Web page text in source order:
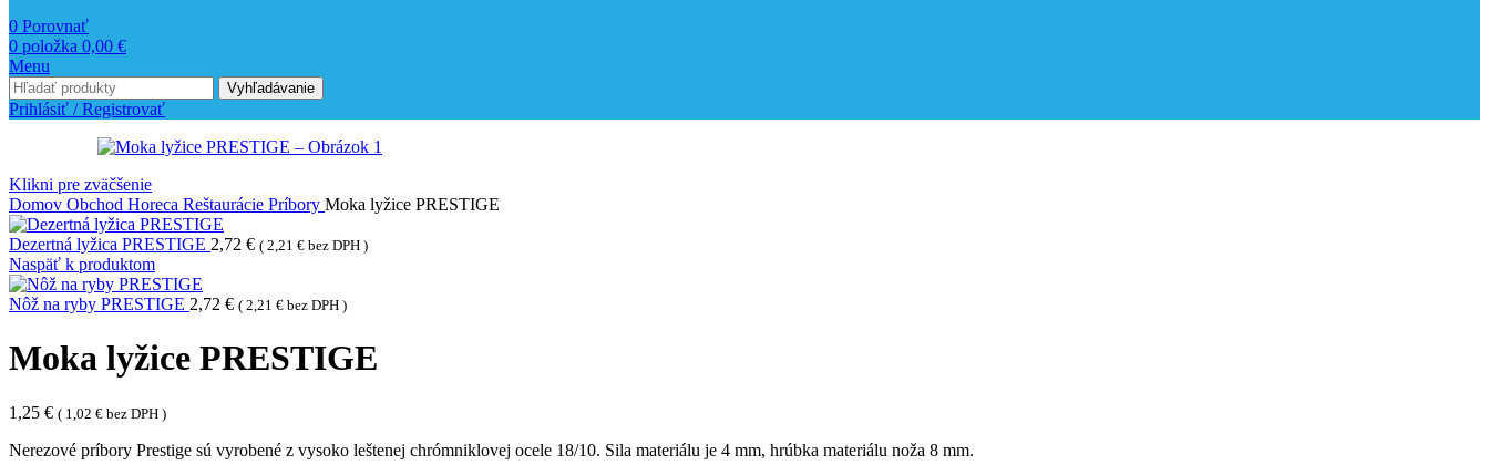
0 Porovnať
0 položka 0,00 €
Menu
Vyhľadávanie
Prihlásiť / Registrovať
Klikni pre zväčšenie
Domov Obchod Horeca Reštaurácie Príbory Moka lyžice PRESTIGE
Dezertná lyžica PRESTIGE 2,72 € ( 2,21 € bez DPH )
Naspäť k produktom
Nôž na ryby PRESTIGE 2,72 € ( 2,21 € bez DPH )
Moka lyžice PRESTIGE
1,25 € ( 1,02 € bez DPH )
Nerezové príbory Prestige sú vyrobené z vysoko leštenej chrómniklovej ocele 18/10. Sila materiálu je 4 mm, hrúbka materiálu noža 8 mm.